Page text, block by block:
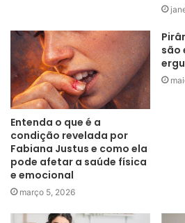
Entenda o que é a
condição revelada por
Fabiana Justus e como ela
pode afetar a saúde física
e emocional
março 5, 2026
são